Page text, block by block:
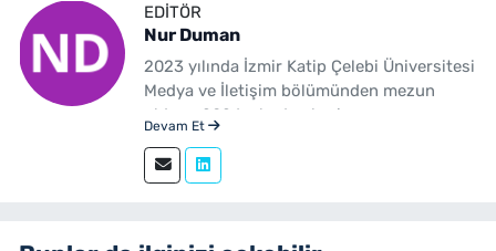
EDITÖR
Nur Duman
2023 yılında İzmir Katip Çelebi Üniversitesi
Medya ve İletişim bölümünden mezun
oldum. 2024 yılından beri
olarak çalışmaktayım.
Devam Et